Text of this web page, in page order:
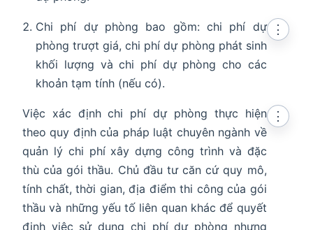
Chi phí dự phòng bao gồm: chi phí dự
phòng trượt giá, chi phí dự phòng phát sinh
khối lượng và chi phí dự phòng cho các
khoản tạm tính (nếu có).
⋮
Việc xác định chi phí dự phòng thực hiện
theo quy định của pháp luật chuyên ngành về
quản lý chi phí xây dựng công trình và đặc
thù của gói thầu. Chủ đầu tư căn cứ quy mô,
tính chất, thời gian, địa điểm thi công của gói
thầu và những yếu tố liên quan khác để quyết
định việc sử dụng chi phí dự phòng nhưng
⋮